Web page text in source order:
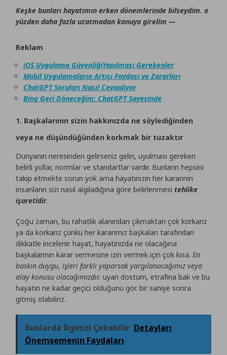
Keşke bunları hayatımın erken dönemlerinde bilseydim. o
yüzden daha fazla uzatmadan konuya girelim —
Reklam
iOS Uygulama GüvenliğiYapılması Gerekenler
Mobil Uygulamaların Artışı Faydası ve Zararları
ChatGPT Soruları Nasıl Cevaplıyor
Bing Geri Döneceğim: ChatGPT Sayesinde
1. Başkalarının sizin hakkınızda ne söylediğinden
veya ne düşündüğünden korkmak bir tuzaktır
Dünyanın neresinden gelirseniz gelin, uyulması gereken
belirli yollar, normlar ve standartlar vardır. Bunların hepsini
takip etmekte sorun yok ama hayatınızın her kararının
insanların sizi nasıl algıladığına göre belirlenmesitehlike
işaretidir.
Çoğu zaman, bu rahatlık alanından çıkmaktan çok korkarız
ya da korkarız çünkü her kararımız başkaları tarafından
dikkatle incelenir. hayat, hayatınızda ne olacağına
başkalarının karar vermesine izin vermek için çok kısa.En
baskın duygu, işleri farklı yaparsak yargılanacağımız veya
alay konusu olacağımızdır.uyan dostum, etrafına bak ve bu
hayatın ne kadar geçici olduğunu gör. bir saniye sonra
gitmiş olabiliriz.
Bunlarda İlginizi Çekebilir Detayları
Önemsemenin Faydaları